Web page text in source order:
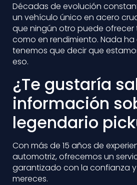
Décadas de evolución
un vehículo único en acero
que ningún otro puede
como en rendimiento. Nada
tenemos que decir que
eso.
¿Te gustaría
información
legendario
Con más de 15 años de
automotriz, ofrecemos un
garantizado con la confianza
mereces.